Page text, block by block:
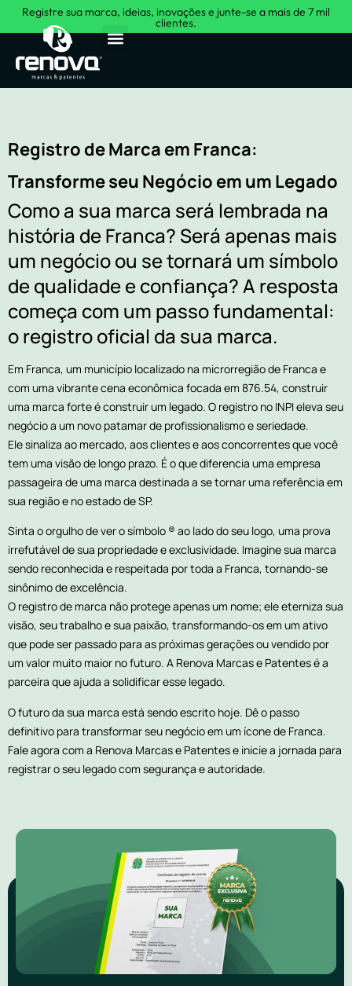
Registre sua marca, ideias, inovações e junte-se a mais de 7 mil
clientes.
Registro de Marca em Franca:
Transforme seu Negócio em um Legado
Como a sua marca será lembrada na
história de Franca? Será apenas mais
um negócio ou se tornará um símbolo
de qualidade e confiança? A resposta
começa com um passo fundamental:
o registro oficial da sua marca.
Em Franca, um município localizado na microrregião de Franca e
com uma vibrante cena econômica focada em 876.54, construir
uma marca forte é construir um legado. O registro no INPI eleva seu
negócio a um novo patamar de profissionalismo e seriedade.
Ele sinaliza ao mercado, aos clientes e aos concorrentes que você
tem uma visão de longo prazo. É o que diferencia uma empresa
passageira de uma marca destinada a se tornar uma referência em
sua região e no estado de SP.
Sinta o orgulho de ver o símbolo ® ao lado do seu logo, uma prova
irrefutável de sua propriedade e exclusividade. Imagine sua marca
sendo reconhecida e respeitada por toda a Franca, tornando-se
sinônimo de excelência.
O registro de marca não protege apenas um nome; ele eterniza sua
visão, seu trabalho e sua paixão, transformando-os em um ativo
que pode ser passado para as próximas gerações ou vendido por
um valor muito maior no futuro. A Renova Marcas e Patentes é a
parceira que ajuda a solidificar esse legado.
O futuro da sua marca está sendo escrito hoje. Dê o passo
definitivo para transformar seu negócio em um ícone de Franca.
Fale agora com a Renova Marcas e Patentes e inicie a jornada para
registrar o seu legado com segurança e autoridade.